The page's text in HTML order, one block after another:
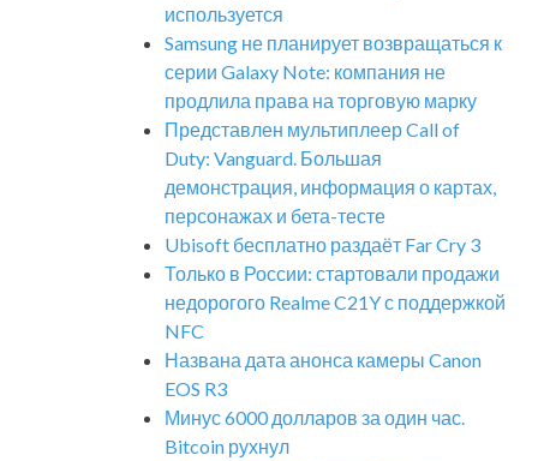
используется
Samsung не планирует возвращаться к
серии Galaxy Note: компания не
продлила права на торговую марку
Представлен мультиплеер Call of
Duty: Vanguard. Большая
демонстрация, информация о картах,
персонажах и бета-тесте
Ubisoft бесплатно раздаёт Far Cry 3
Только в России: стартовали продажи
недорогого Realme C21Y с поддержкой
NFC
Названа дата анонса камеры Canon
EOS R3
Минус 6000 долларов за один час.
Bitcoin рухнул